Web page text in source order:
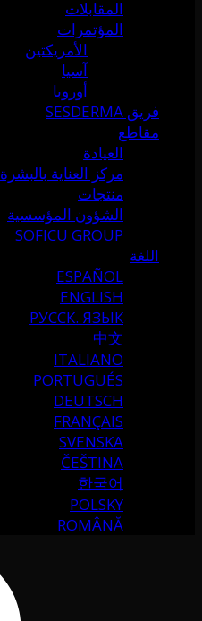
المقابلات
المؤتمرات
الأمريكتين
آسيا
أوروبا
فريق SESDERMA
مقاطع
العيادة
مركز العناية بالبشرة
منتجات
الشؤون المؤسسية
SOFICU GROUP
اللغة
ESPAÑOL
ENGLISH
РУССК. ЯЗЫК
中文
ITALIANO
PORTUGUÉS
DEUTSCH
FRANÇAIS
SVENSKA
ČEŠTINA
한국어
POLSKY
ROMÂNĂ